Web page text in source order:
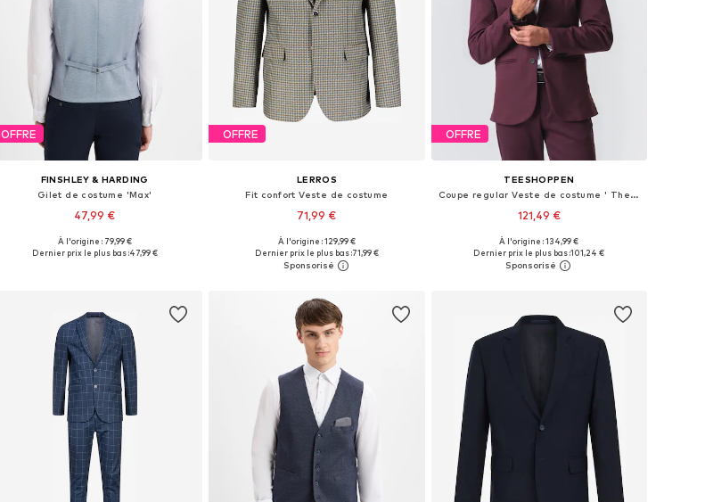
OFFRE
FINSHLEY & HARDING
Gilet de costume 'Max'
47,99 €
Tailles disponibles: 46, 48, 50, 52, 54, 56
À l'origine : 79,99 €
Dernier prix le plus bas :47,99 €
OFFRE
LERROS
Fit confort Veste de costume
71,99 €
Disponible en plusieurs tailles
Ajouter au panier
À l'origine : 129,99 €
Dernier prix le plus bas :71,99 €
OFFRE
TEESHOPPEN
Coupe regular Veste de costume ' The Original '
121,49 €
+6
Disponible en plusieurs tailles
Ajouter au panier
À l'origine : 134,99 €
Dernier prix le plus bas :101,24 €